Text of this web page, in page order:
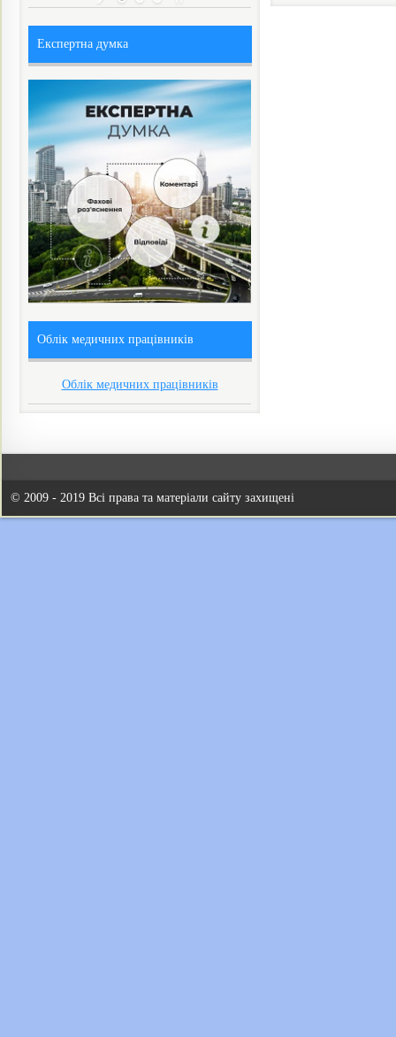
Експертна думка
Облік медичних працівників
Облік медичних працівників
© 2009 - 2019 Всі права та матеріали сайту захищені